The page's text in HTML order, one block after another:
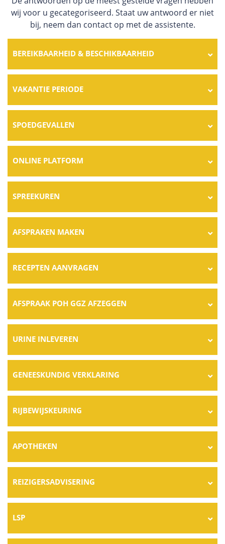
wij voor u gecategoriseerd. Staat uw antwoord er niet
bij, neem dan contact op met de assistente.
BEREIKBAARHEID & BESCHIKBAARHEID
VAKANTIE PERIODE
SPOEDGEVALLEN
ONLINE PLATFORM
SPREEKUREN
AFSPRAKEN MAKEN
RECEPTEN AANVRAGEN
AFSPRAAK POH GGZ AFZEGGEN
URINE INLEVEREN
GENEESKUNDIG VERKLARING
RIJBEWIJSKEURING
APOTHEKEN
REIZIGERSADVISERING
LSP